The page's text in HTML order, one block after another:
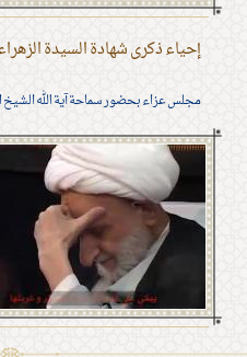
إحياء ذكرى شهادة السيدة
مجلس عزاء بحضور سماحة آية الله الشيخ